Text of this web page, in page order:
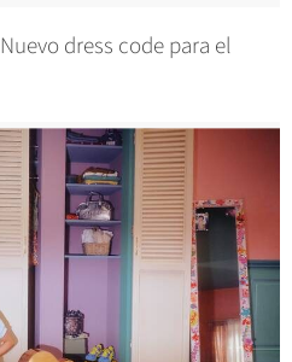
Nuevo dress code para el